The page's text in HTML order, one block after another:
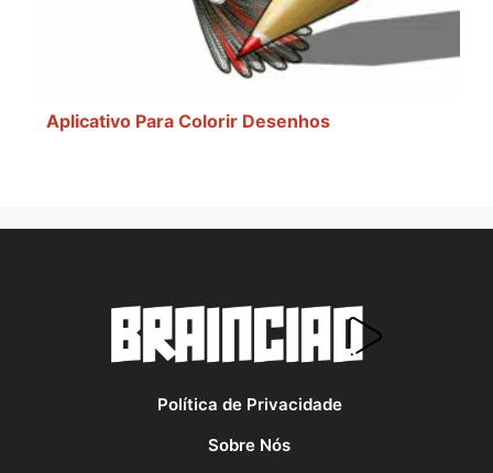
Aplicativo Para Colorir Desenhos
Política de Privacidade
Sobre Nós